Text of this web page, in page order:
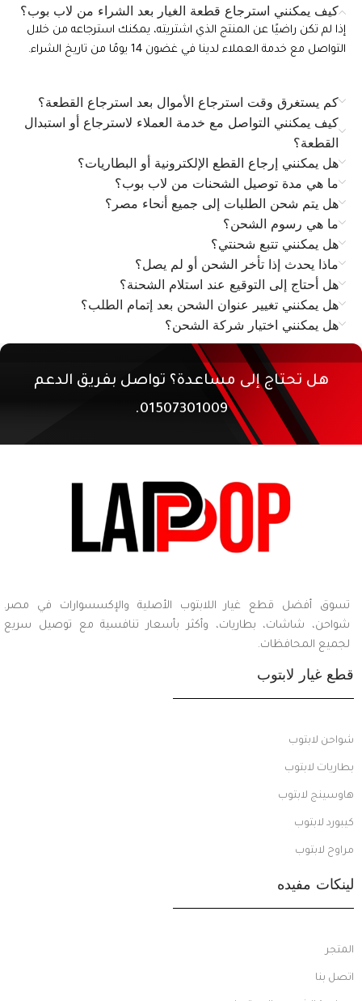
كيف يمكنني استرجاع قطعة الغيار بعد الشراء من لاب بوب؟
إذا لم تكن راضيًا عن المنتج الذي اشتريته، يمكنك استرجاعه من خلال
التواصل مع خدمة العملاء لدينا في غضون 14 يومًا من تاريخ الشراء.
كم يستغرق وقت استرجاع الأموال بعد استرجاع القطعة؟
كيف يمكنني التواصل مع خدمة العملاء لاسترجاع أو استبدال
القطعة؟
هل يمكنني إرجاع القطع الإلكترونية أو البطاريات؟
ما هي مدة توصيل الشحنات من لاب بوب؟
هل يتم شحن الطلبات إلى جميع أنحاء مصر؟
ما هي رسوم الشحن؟
هل يمكنني تتبع شحنتي؟
ماذا يحدث إذا تأخر الشحن أو لم يصل؟
هل أحتاج إلى التوقيع عند استلام الشحنة؟
هل يمكنني تغيير عنوان الشحن بعد إتمام الطلب؟
هل يمكنني اختيار شركة الشحن؟
هل تحتاج إلى مساعدة؟ تواصل بفريق الدعم
01507301009.
تسوق أفضل قطع غيار اللابتوب الأصلية والإكسسوارات في مصر.
شواحن، شاشات، بطاريات، وأكثر بأسعار تنافسية مع توصيل سريع
لجميع المحافظات.
قطع غيار لابتوب
شواحن لابتوب
بطاريات لابتوب
هاوسينج لابتوب
كيبورد لابتوب
مراوح لابتوب
لينكات مفيده
المتجر
اتصل بنا